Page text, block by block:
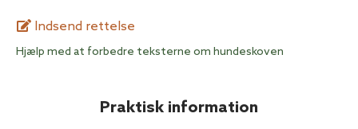
Indsend rettelse
Hjælp med at forbedre teksterne om hundeskoven
Praktisk information